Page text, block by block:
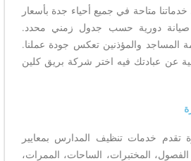
خدماتنا متاحة في جميع أحياء جدة بأسعار
صيانة دورية حسب جدول زمني محدد.
المساجد والمؤذنين تعكس جودة عملنا.
عن عبادتك فيه اختر شركة بريق كلين
خدمات تنظيف المدارس بمعايير
المختبرات، الساحات، الممرات،